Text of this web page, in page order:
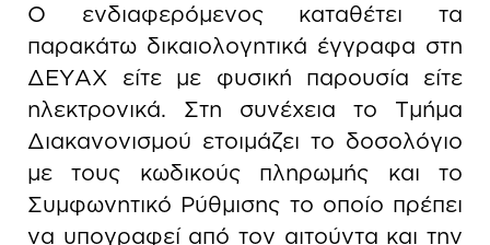
Ο ενδιαφερόμενος καταθέτει τα
παρακάτω δικαιολογητικά έγγραφα στη
ΔΕΥΑΧ είτε με φυσική παρουσία είτε
ηλεκτρονικά. Στη συνέχεια το Τμήμα
Διακανονισμού ετοιμάζει το δοσολόγιο
με τους κωδικούς πληρωμής και το
Συμφωνητικό Ρύθμισης το οποίο πρέπει
να υπογραφεί από τον αιτούντα και την